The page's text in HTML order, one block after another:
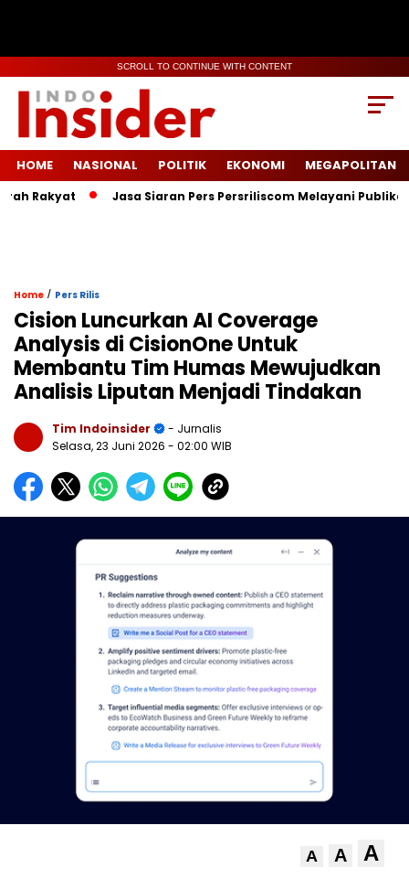
SCROLL TO CONTINUE WITH CONTENT
HOME NASIONAL POLITIK EKONOMI MEGAPOLITAN
Rakyat Jasa Siaran Pers Persriliscom Melayani Publikasi
Home / Pers Rilis
Cision Luncurkan AI Coverage
Analysis di CisionOne Untuk
Membantu Tim Humas Mewujudkan
Analisis Liputan Menjadi Tindakan
Tim Indoinsider
- Jurnalis
Selasa, 23 Juni 2026 - 02:00 WIB
A A A